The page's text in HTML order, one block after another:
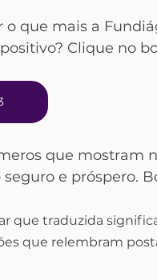
o que mais a
Clique no
que mostram
e próspero.
que traduzida
que relembram